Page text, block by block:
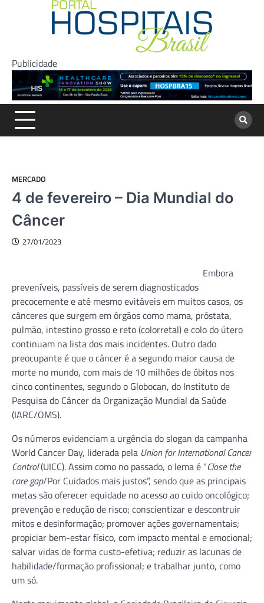
Publicidade
MERCADO
4 de fevereiro – Dia Mundial do
Câncer
27/01/2023
Embora
preveníveis, passíveis de serem diagnosticados
precocemente e até mesmo evitáveis em muitos casos, os
cânceres que surgem em órgãos como mama, próstata,
pulmão, intestino grosso e reto (colorretal) e colo do útero
continuam na lista dos mais incidentes. Outro dado
preocupante é que o câncer é a segundo maior causa de
morte no mundo, com mais de 10 milhões de óbitos nos
cinco continentes, segundo o Globocan, do Instituto de
Pesquisa do Câncer da Organização Mundial da Saúde
(IARC/OMS).
Os números evidenciam a urgência do slogan da campanha
World Cancer Day, liderada pela Union for International Cancer
Control(UICC). Assim como no passado, o lema é “Close the
care gap/Por Cuidados mais justos”, sendo que as principais
metas são oferecer equidade no acesso ao cuido oncológico;
prevenção e redução de risco; conscientizar e descontruir
mitos e desinformação; promover ações governamentais;
propiciar bem-estar físico, com impacto mental e emocional;
salvar vidas de forma custo-efetiva; reduzir as lacunas de
habilidade/formação profissional; e trabalhar junto, como
um só.